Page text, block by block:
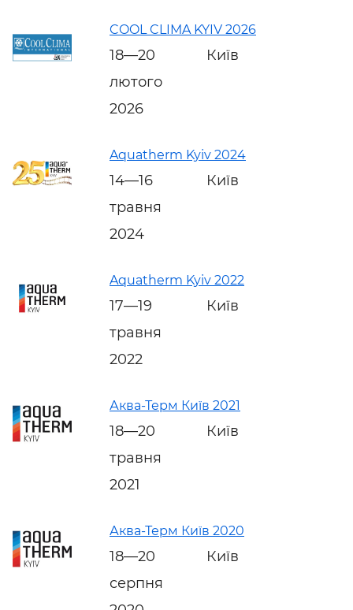
COOL CLIMA KYIV 2026
18—20
лютого
2026
Київ
Aquatherm Kyiv 2024
14—16
травня
2024
Київ
Aquatherm Kyiv 2022
17—19
травня
2022
Київ
Аква-Терм Київ 2021
18—20
травня
2021
Київ
Аква-Терм Київ 2020
18—20
серпня
Київ